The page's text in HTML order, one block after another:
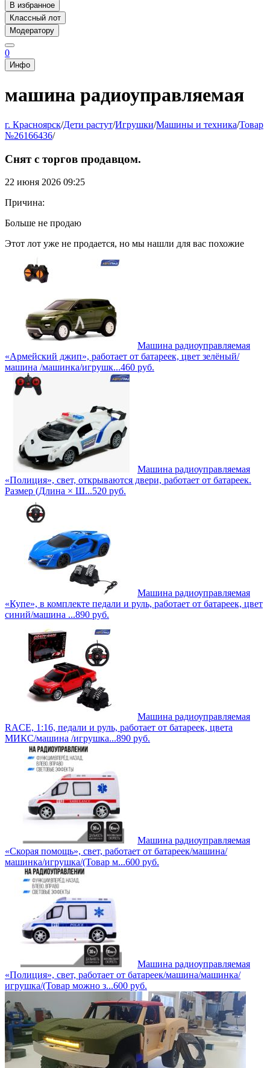
В избранное
Классный лот
Модератору
0
Инфо
машина радиоуправляемая
г. Красноярск/Дети растут/Игрушки/Машины и техника/Товар
№26166436/
Снят с торгов продавцом.
22 июня 2026 09:25
Причина:
Больше не продаю
Этот лот уже не продается, но мы нашли для вас похожие
Машина радиоуправляемая
«Армейский джип», работает от батареек, цвет зелёный/
машина /машинка/игрушк...460 руб.
Машина радиоуправляемая
«Полиция», свет, открываются двери, работает от батареек.
Размер (Длина × Ш...520 руб.
Машина радиоуправляемая
«Купе», в комплекте педали и руль, работает от батареек, цвет
синий/машина ...890 руб.
Машина радиоуправляемая
RACE, 1:16, педали и руль, работает от батареек, цвета
МИКС/машина /игрушка...890 руб.
Машина радиоуправляемая
«Скорая помощь», свет, работает от батареек/машина/
машинка/игрушка/(Товар м...600 руб.
Машина радиоуправляемая
«Полиция», свет, работает от батареек/машина/машинка/
игрушка/(Товар можно з...600 руб.